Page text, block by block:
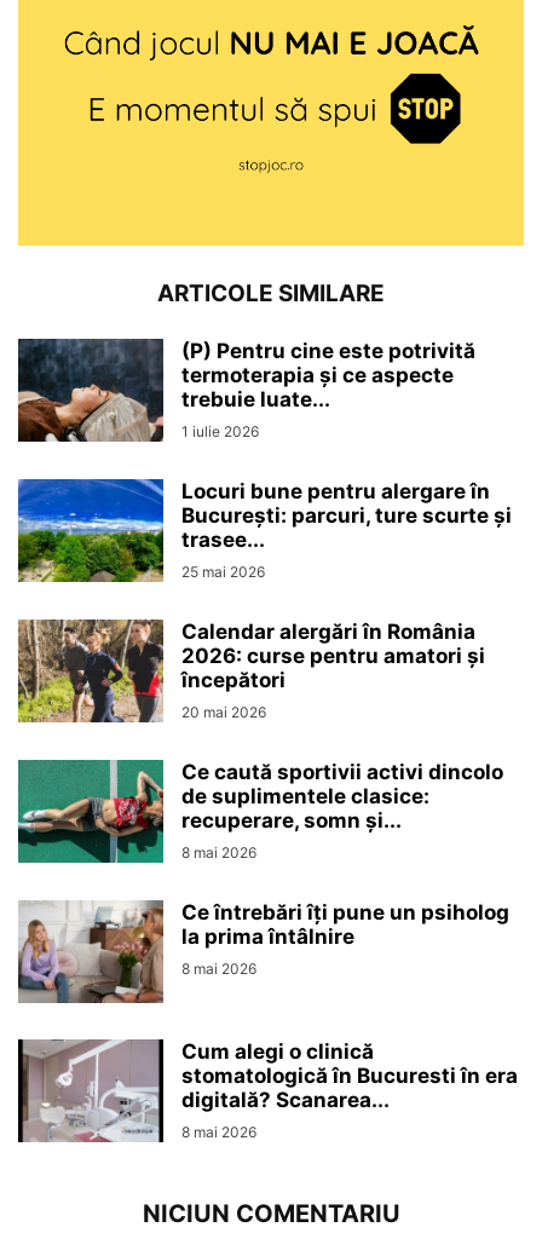
ARTICOLE SIMILARE
(P) Pentru cine este potrivită
termoterapia și ce aspecte
trebuie luate...
1 iulie 2026
Locuri bune pentru alergare în
București: parcuri, ture scurte și
trasee...
25 mai 2026
Calendar alergări în România
2026: curse pentru amatori și
începători
20 mai 2026
Ce caută sportivii activi dincolo
de suplimentele clasice:
recuperare, somn și...
8 mai 2026
Ce întrebări îți pune un psiholog
la prima întâlnire
8 mai 2026
Cum alegi o clinică
stomatologică în Bucuresti în era
digitală? Scanarea...
8 mai 2026
NICIUN COMENTARIU